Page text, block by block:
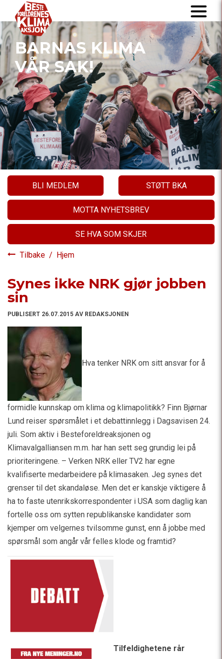
BARNAS KLIMA
VÅR SAK!
BLI MEDLEM STØTT BKA
MOTTA NYHETSBREV
SE HVA SOM SKJER
Tilbake / Hjem
Synes ikke NRK gjør jobben
sin
PUBLISERT 26.07.2015 AV REDAKSJONEN
Hva tenker NRK om sitt ansvar for å
formidle kunnskap om klima og klimapolitikk? Finn Bjørnar
Lund reiser spørsmålet i et debattinnlegg i Dagsavisen 24.
juli. Som aktiv i Besteforeldreaksjonen og
Klimavalgalliansen m.m. har han sett seg grundig lei på
prioriteringene. – Verken NRK eller TV2 har egne
kvalifiserte medarbeidere på klimasaken. Jeg synes det
grenser til det skandaløse. Men det er kanskje viktigere å
ha to faste utenrikskorrespondenter i USA som daglig kan
fortelle oss om sytten republikanske kandidater som
kjemper om velgernes tvilsomme gunst, enn å jobbe med
spørsmål som angår vår felles klode og framtid?
Tilfeldighetene rår